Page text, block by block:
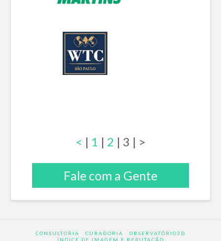
< | 1 | 2 | 3 | >
Fale com a Gente
CONSULTORIA CURADORIA
OBSERVATÓRIO3D
ÍNDICE DE IMAGEM E REPUTAÇÃO